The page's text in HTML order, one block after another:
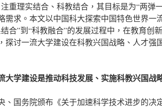
重理实结合、科教结合，其目标是为“两弹
需求。本文以中国科大探索中国特色世界一
合”到“科教融合”的发展过程中，在教育创
探讨一流大学建设在科教兴国战略、人才强
大学建设是推动科技发展、实施科教兴国战
、国务院颁布《关于加速科学技术进步的决